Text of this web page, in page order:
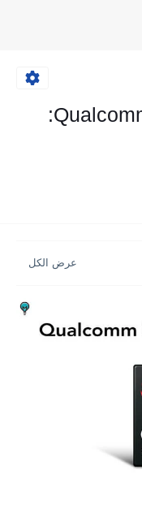
Qualcomm Snapdragon 7 Gen 1: